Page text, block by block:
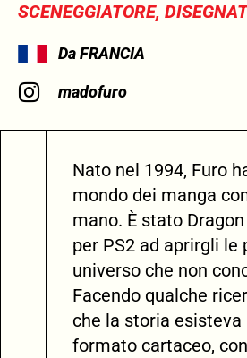
SCENEGGIATORE,
Da FRANCIA
madofuro
Nato nel 1994, Furo
mondo dei manga
mano. È stato
per PS2 ad aprirgli le
universo che non
Facendo qualche
che la storia esisteva
formato cartaceo,